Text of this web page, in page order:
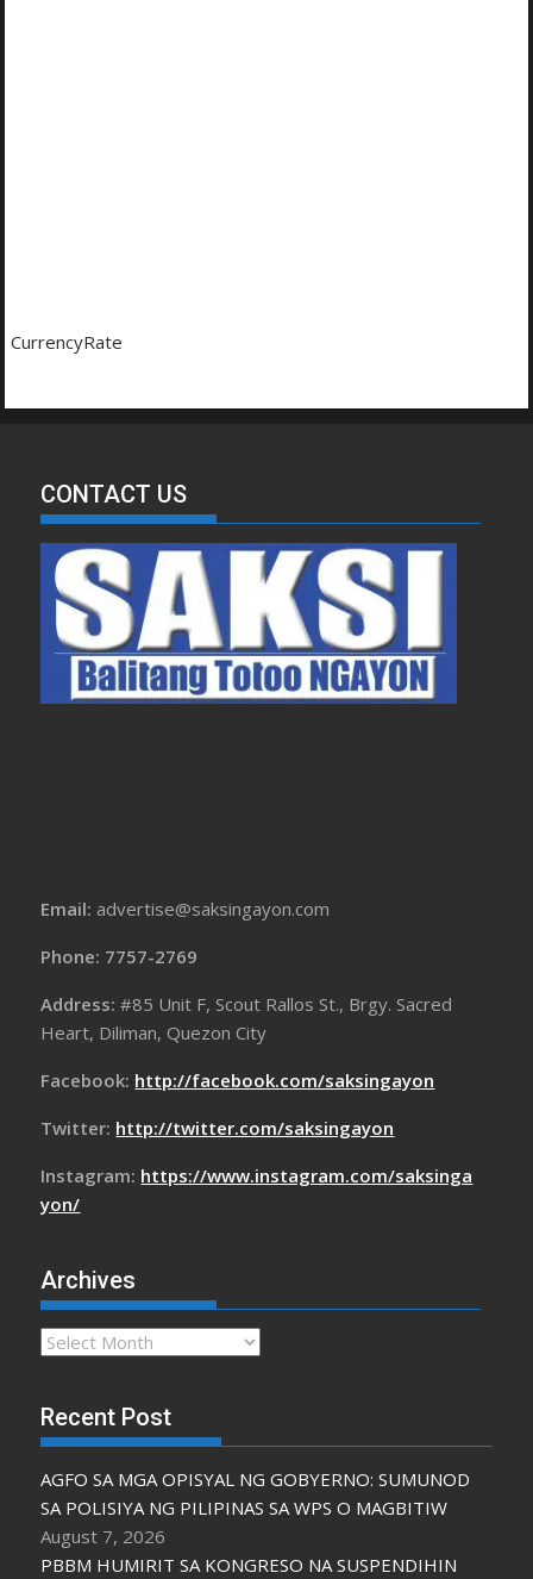
CurrencyRate
CONTACT US
Email: advertise@saksingayon.com
Phone: 7757-2769
Address:#85 Unit F, Scout Rallos St., Brgy. Sacred
Heart, Diliman, Quezon City
Facebook: http://facebook.com/saksingayon
Twitter: http://twitter.com/saksingayon
Instagram: https://www.instagram.com/saksinga
yon/
Archives
Archives
Recent Post
AGFO SA MGA OPISYAL NG GOBYERNO: SUMUNOD
SA POLISIYA NG PILIPINAS SA WPS O MAGBITIW
August 7, 2026
PBBM HUMIRIT SA KONGRESO NA SUSPENDIHIN